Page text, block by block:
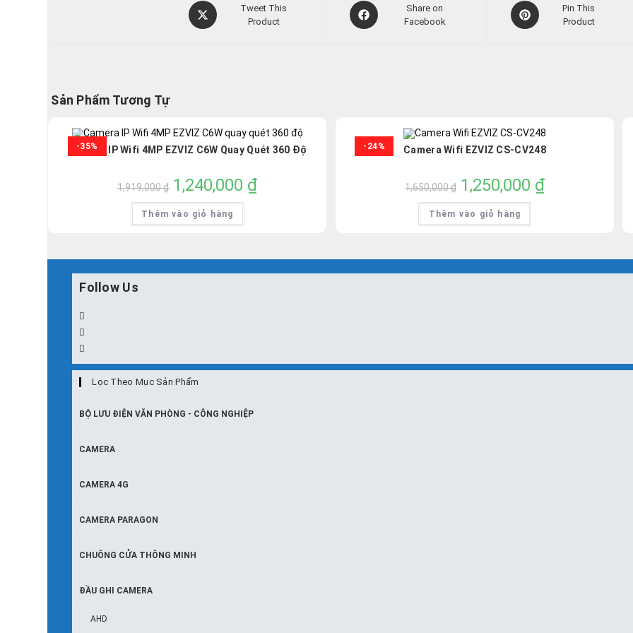
Opens
in
Tweet This
Product
Opens
in
Share on
Facebook
Opens
in
Pin This
Product
Sản Phẩm Tương Tự
-35%
Camera IP Wifi 4MP EZVIZ C6W Quay Quét 360 Độ
1,919,000₫
Giá
gốc
là:
1,919,000 ₫.
1,240,000 ₫Giá
Thêm vào giỏ hàng
-24% Camera Wifi EZVIZ CS-CV248
1,650,000₫
Giá
gốc
là:
1,650,000 ₫.
1,250,000 ₫Giá
hiện
Thêm vào giỏ hàng
Follow Us
Lọc Theo Mục Sản Phẩm
BỘ LƯU ĐIỆN VĂN PHÒNG - CÔNG NGHIỆP
CAMERA
CAMERA 4G
CAMERA PARAGON
CHUÔNG CỬA THÔNG MINH
ĐẦU GHI CAMERA
AHD